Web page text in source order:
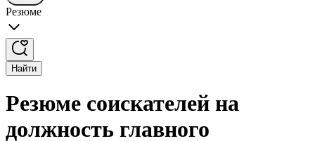
Резюме
Найти
Резюме соискателей на
должность главного